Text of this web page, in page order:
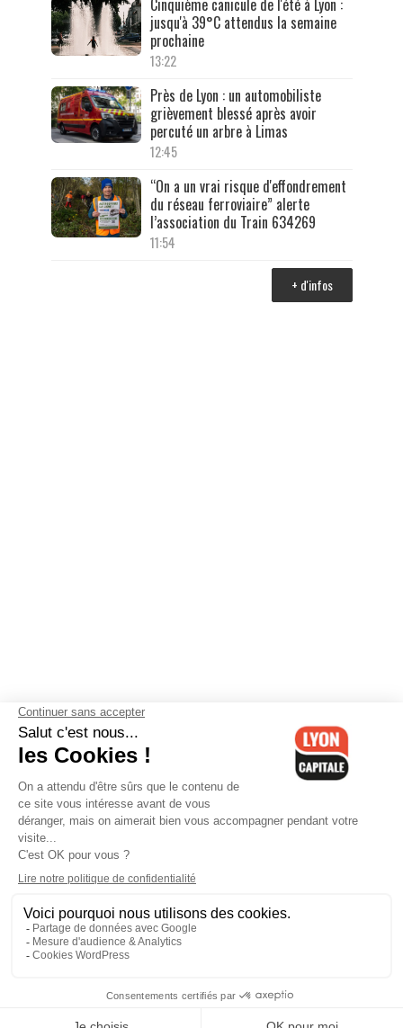
Cinquième canicule de l'été à Lyon :
jusqu'à 39°C attendus la semaine
prochaine
13:22
Près de Lyon : un automobiliste
grièvement blessé après avoir
percuté un arbre à Limas
12:45
“On a un vrai risque d'effondrement
du réseau ferroviaire” alerte
l’association du Train 634269
11:54
+ d'infos
Contactez-nous-Mentions légales-CGV-Politique de
confidentialité-Gestion des cookies
Cedex 06